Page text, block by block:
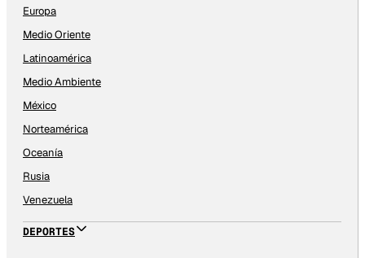
Europa
Medio Oriente
Latinoamérica
Medio Ambiente
México
Norteamérica
Oceanía
Rusia
Venezuela
DEPORTES